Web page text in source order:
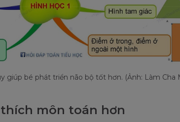
giúp bé phát triển não bộ tốt hơn. (Ảnh: Làm Cha
môn toán hơn